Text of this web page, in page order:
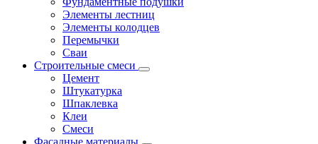
Элементы лестниц
Элементы колодцев
Перемычки
Сваи
Строительные смеси
Цемент
Штукатурка
Шпаклевка
Клеи
Смеси
Фасадные материалы